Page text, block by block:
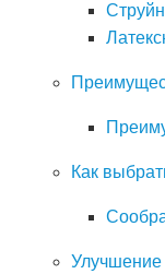
Как
Улучшение